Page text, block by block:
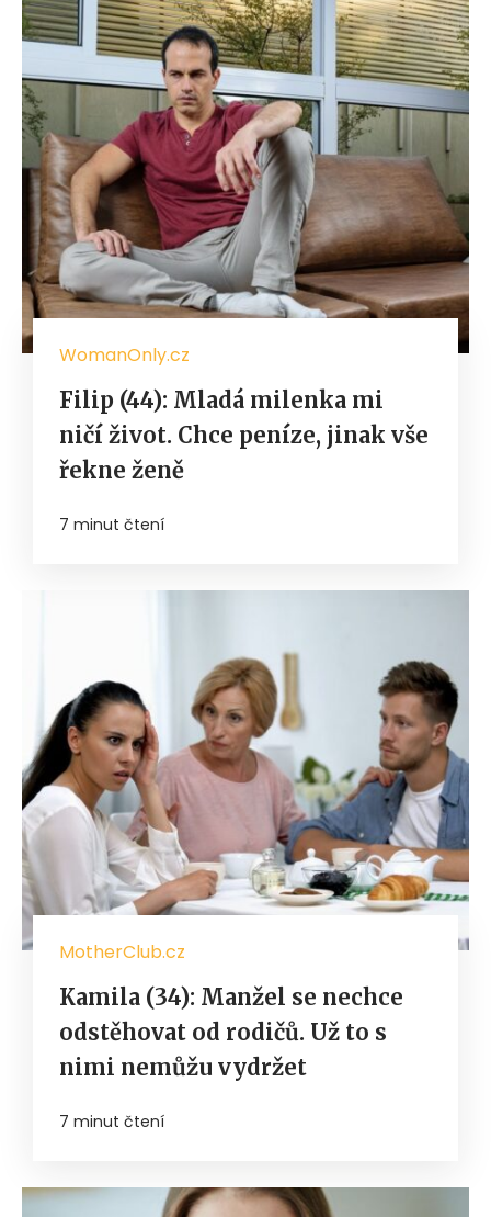
WomanOnly.cz
Filip (44): Mladá milenka mi
ničí život. Chce peníze, jinak vše
řekne ženě
7 minut čtení
MotherClub.cz
Kamila (34): Manžel se nechce
odstěhovat od rodičů. Už to s
nimi nemůžu vydržet
7 minut čtení